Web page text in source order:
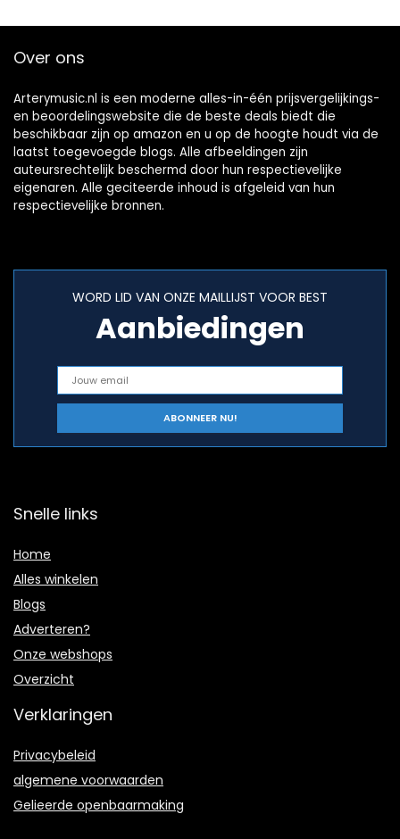
Over ons
Arterymusic.nl is een moderne alles-in-één prijsvergelijkings-
en beoordelingswebsite die de beste deals biedt die
beschikbaar zijn op amazon en u op de hoogte houdt via de
laatst toegevoegde blogs. Alle afbeeldingen zijn
auteursrechtelijk beschermd door hun respectievelijke
eigenaren. Alle geciteerde inhoud is afgeleid van hun
respectievelijke bronnen.
WORD LID VAN ONZE MAILLIJST VOOR BEST
Aanbiedingen
Snelle links
Home
Alles winkelen
Blogs
Adverteren?
Onze webshops
Overzicht
Verklaringen
Privacybeleid
algemene voorwaarden
Gelieerde openbaarmaking